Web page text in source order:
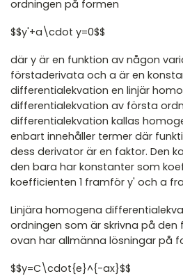
ordningen på formen
$$y'+a\cdot y=0$$
där y är en funktion av någon
förstaderivata och a är en
differentialekvation en linjär
differentialekvation av första
differentialekvation kallas
enbart innehåller termer där
dess derivator är en faktor. Den
den bara har konstanter som
koefficienten 1 framför y' och a
Linjära homogena
ordningen som är skrivna på den
ovan har allmänna lösningar på
$$y=C\cdot{e}^{-ax}$$